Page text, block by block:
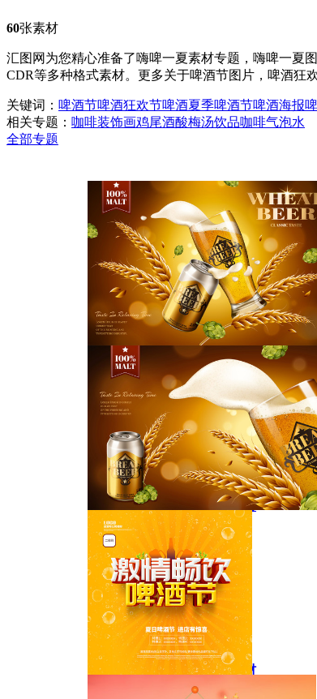
60张素材
汇图网为您精心准备了嗨啤一夏素材专题，嗨啤一夏
CDR等多种格式素材。更多关于啤酒节图片，啤酒狂
关键词： 啤酒节啤酒狂欢节啤酒夏季啤酒节啤酒海报
相关专题： 咖啡装饰画鸡尾酒酸梅汤饮品咖啡气泡水
全部专题
干杯小麦啤酒广告与原料素材
动感小麦啤酒广告与原料素材